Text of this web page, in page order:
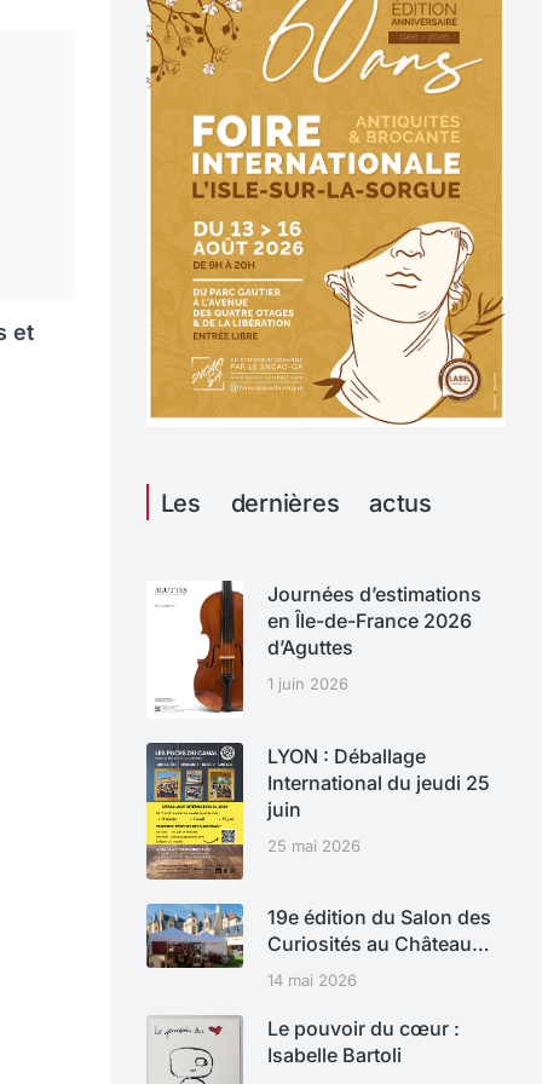
et
Les dernières actus
Journées d’estimations
en Île-de-France 2026
d’Aguttes
1 juin 2026
LYON : Déballage
International du jeudi 25
juin
25 mai 2026
19e édition du Salon des
Curiosités au Château…
14 mai 2026
Le pouvoir du cœur :
Isabelle Bartoli